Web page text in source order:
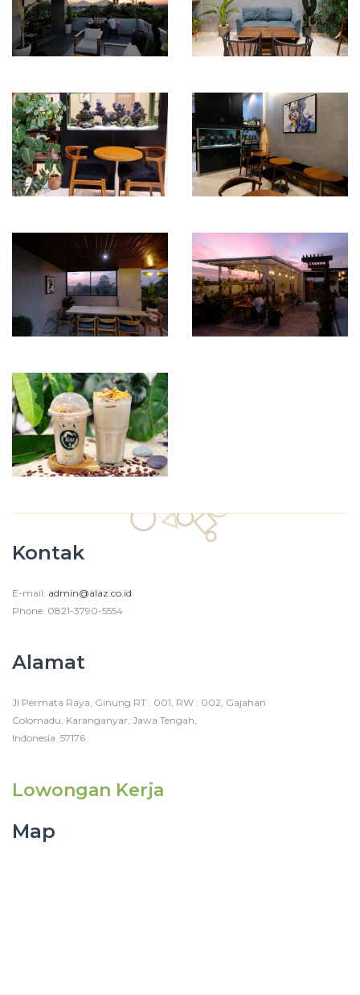
Kontak
E-mail: admin@alaz.co.id
Phone: 0821-3790-5554
Alamat
Jl Permata Raya, Ginung RT : 001, RW : 002, Gajahan
Colomadu, Karanganyar, Jawa Tengah,
Indonesia. 57176
Lowongan Kerja
Map